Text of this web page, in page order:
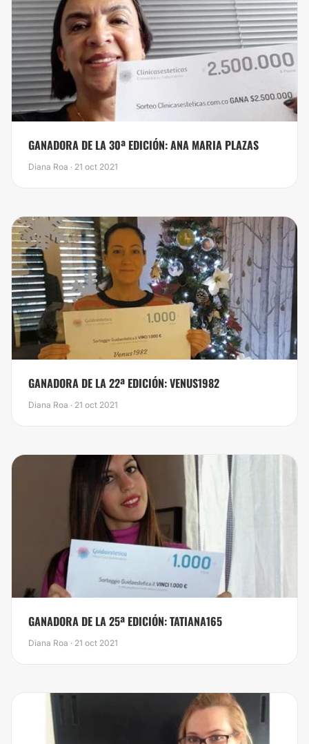
GANADORA DE LA 30ª EDICIÓN: ANA MARIA PLAZAS
Diana Roa · 21 oct 2021
GANADORA DE LA 22ª EDICIÓN: VENUS1982
Diana Roa · 21 oct 2021
GANADORA DE LA 25ª EDICIÓN: TATIANA165
Diana Roa · 21 oct 2021